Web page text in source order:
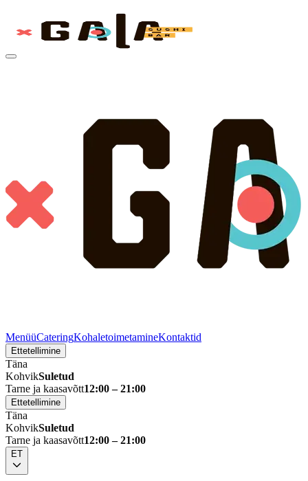
MenüüCateringKohaletoimetamineKontaktid
Ettetellimine
Täna
KohvikSuletud
Tarne ja kaasavõtt12:00 – 21:00
Ettetellimine
Täna
KohvikSuletud
Tarne ja kaasavõtt12:00 – 21:00
ET